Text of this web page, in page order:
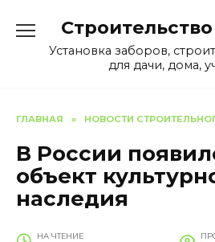
содержаниюУстановка заборов,
для дачи, дома,
ГЛАВНАЯ » НОВОСТИ
В России
объект
наследия
НА ЧТЕНИЕ